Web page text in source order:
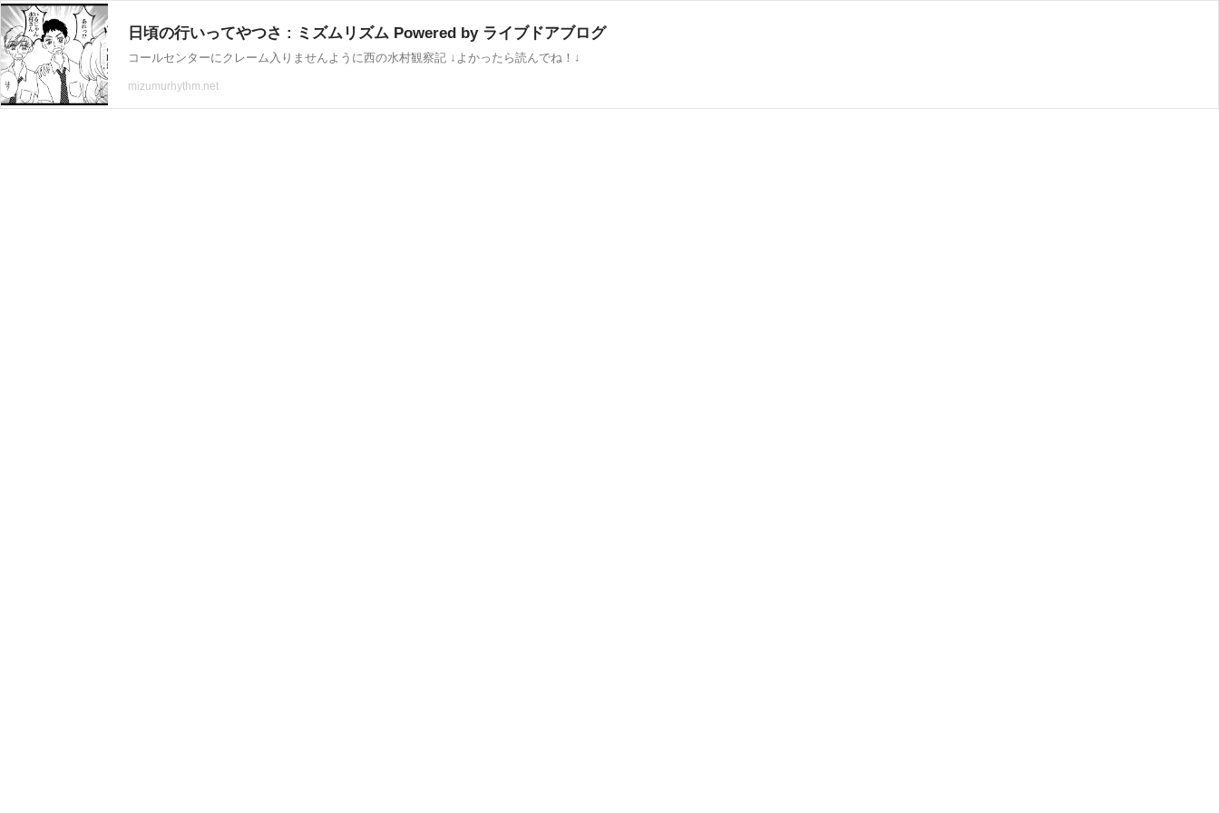
日頃の行いってやつさ : ミズムリズム Powered by ライブドアブログ
コールセンターにクレーム入りませんように西の水村観察記 ↓よかったら読んでね！↓
mizumurhythm.net